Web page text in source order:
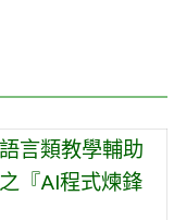
言類教學輔助
『AI程式煉鋒